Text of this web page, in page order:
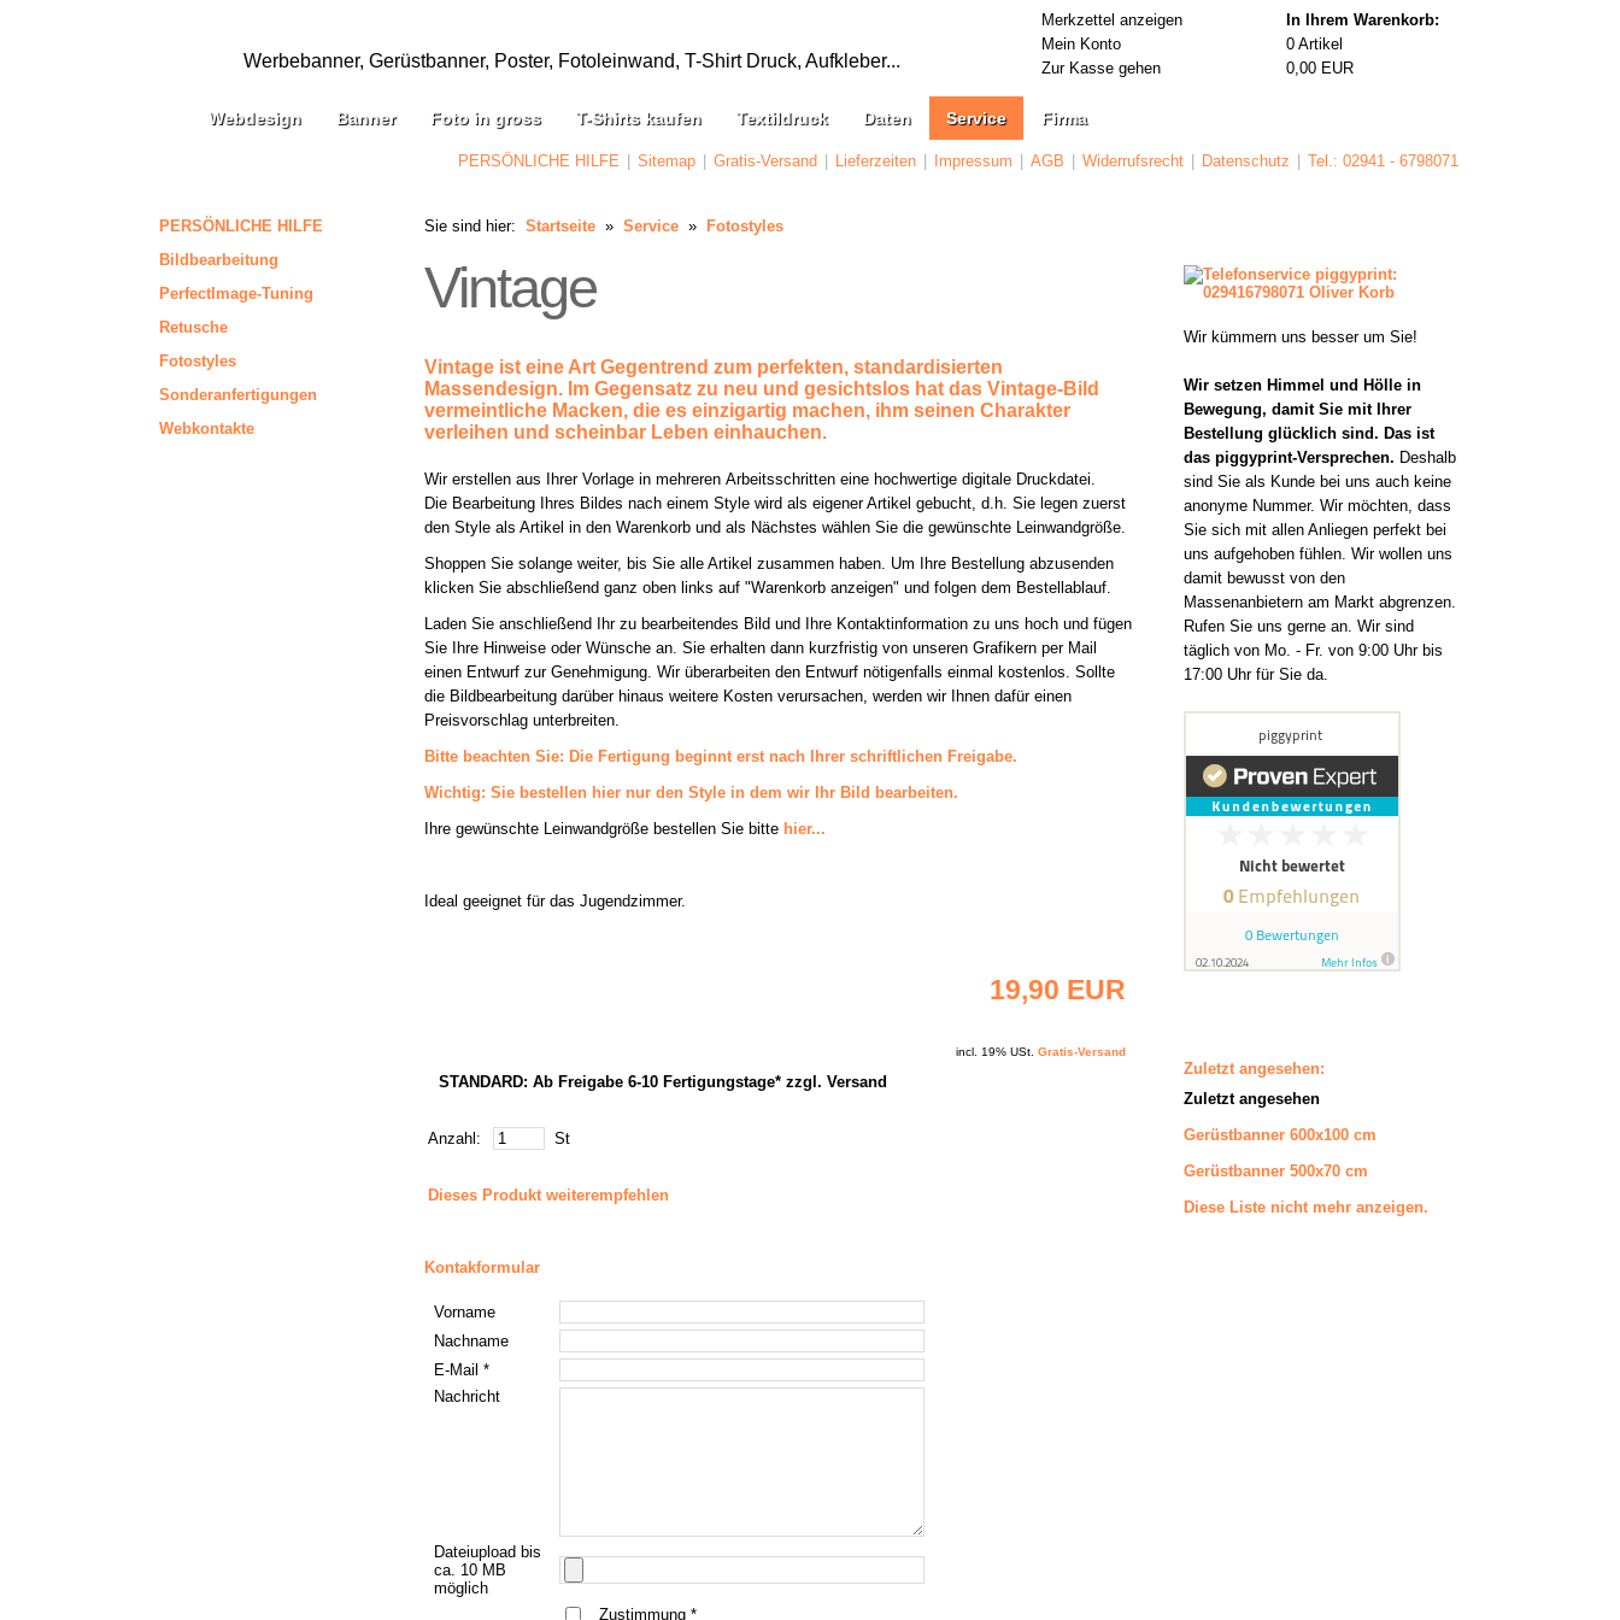
Werbebanner, Gerüstbanner, Poster, Fotoleinwand, T-Shirt Druck, Aufkleber...
Merkzettel anzeigen
Mein Konto
Zur Kasse gehen
In Ihrem Warenkorb:
0 Artikel
0,00 EUR
Webdesign Banner Foto in gross T-Shirts kaufen Textildruck Daten Service Firma
PERSÖNLICHE HILFE Sitemap Gratis-Versand Lieferzeiten Impressum AGB Widerrufsrecht Datenschutz Tel.: 02941 - 6798071
PERSÖNLICHE HILFE
Bildbearbeitung
PerfectImage-Tuning
Retusche
Fotostyles
Sonderanfertigungen
Webkontakte
Sie sind hier: Startseite » Service » Fotostyles
Vintage
Vintage ist eine Art Gegentrend zum perfekten, standardisierten
Massendesign. Im Gegensatz zu neu und gesichtslos hat das Vintage-Bild
vermeintliche Macken, die es einzigartig machen, ihm seinen Charakter
verleihen und scheinbar Leben einhauchen.
Wir erstellen aus Ihrer Vorlage in mehreren Arbeitsschritten eine hochwertige digitale Druckdatei.
Die Bearbeitung Ihres Bildes nach einem Style wird als eigener Artikel gebucht, d.h. Sie legen zuerst
den Style als Artikel in den Warenkorb und als Nächstes wählen Sie die gewünschte Leinwandgröße.
Shoppen Sie solange weiter, bis Sie alle Artikel zusammen haben. Um Ihre Bestellung abzusenden
klicken Sie abschließend ganz oben links auf "Warenkorb anzeigen" und folgen dem Bestellablauf.
Laden Sie anschließend Ihr zu bearbeitendes Bild und Ihre Kontaktinformation zu uns hoch und fügen
Sie Ihre Hinweise oder Wünsche an. Sie erhalten dann kurzfristig von unseren Grafikern per Mail
einen Entwurf zur Genehmigung. Wir überarbeiten den Entwurf nötigenfalls einmal kostenlos. Sollte
die Bildbearbeitung darüber hinaus weitere Kosten verursachen, werden wir Ihnen dafür einen
Preisvorschlag unterbreiten.
Bitte beachten Sie: Die Fertigung beginnt erst nach Ihrer schriftlichen Freigabe.
Wichtig: Sie bestellen hier nur den Style in dem wir Ihr Bild bearbeiten.
Ihre gewünschte Leinwandgröße bestellen Sie bitte hier...
Ideal geeignet für das Jugendzimmer.
19,90 EUR
incl. 19% USt. Gratis-Versand
STANDARD: Ab Freigabe 6-10 Fertigungstage* zzgl. Versand
Anzahl: St
Dieses Produkt weiterempfehlen
Kontakformular
Vorname
Nachname
E-Mail *
Nachricht
Dateiupload bis
ca. 10 MB
möglich
Zustimmung *
Wir kümmern uns besser um Sie!
Wir setzen Himmel und Hölle in
Bewegung, damit Sie mit Ihrer
Bestellung glücklich sind. Das ist
das piggyprint-Versprechen. Deshalb
sind Sie als Kunde bei uns auch keine
anonyme Nummer. Wir möchten, dass
Sie sich mit allen Anliegen perfekt bei
uns aufgehoben fühlen. Wir wollen uns
damit bewusst von den
Massenanbietern am Markt abgrenzen.
Rufen Sie uns gerne an. Wir sind
täglich von Mo. - Fr. von 9:00 Uhr bis
17:00 Uhr für Sie da.
Zuletzt angesehen:
Zuletzt angesehen
Gerüstbanner 600x100 cm
Gerüstbanner 500x70 cm
Diese Liste nicht mehr anzeigen.